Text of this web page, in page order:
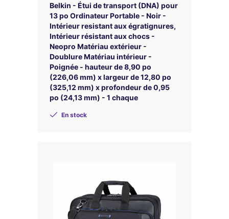
Belkin - Étui de transport (DNA) pour
13 po Ordinateur Portable - Noir -
Intérieur resistant aux égratignures,
Intérieur résistant aux chocs -
Neopro Matériau extérieur -
Doublure Matériau intérieur -
Poignée - hauteur de 8,90 po
(226,06 mm) x largeur de 12,80 po
(325,12 mm) x profondeur de 0,95
po (24,13 mm) - 1 chaque
En stock